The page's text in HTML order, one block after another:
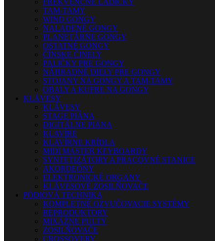
FREKVENČNÉ LADIČKY
TAM-TAMY
WIND GONGY
NALADENÉ GONGY
PLANETÁRNE GONGY
OSTATNÉ GONGY
ČÍNSKE ČINELY
PALIČKY PRE GONGY
NÁHRADNÉ DIELY PRE GONGY
STOJANY NA GONGY A TAM-TAMY
OBALY A KUFRE NA GONGY
KLÁVESY
KLÁVESY
STAGE PIÁNA
DIGITÁLNE PIÁNA
KLAVÍRE
KLAVÍRNE KRÍDLA
MIDI MASTER KEYBOARDY
SYNTETIZÁTORY A PRACOVNÉ STANICE
AKORDEÓNY
ELEKTRONICKÉ ORGANY
KLÁVESOVÉ ZOSILŇOVAČE
PÓDIOVÁ TECHNIKA
KOMPLETNÉ OZVUČOVACIE SYSTÉMY
REPRODUKTORY
MIXÁŽNE PULTY
ZOSILŇOVAČE
CROSSOVERY